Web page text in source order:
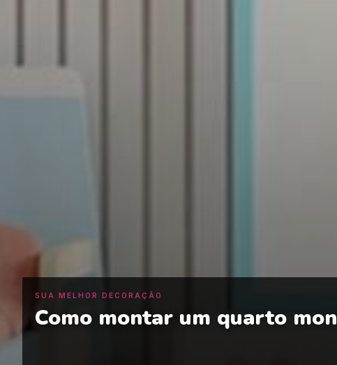
SUA MELHOR DECORAÇÃO
Como montar um quarto